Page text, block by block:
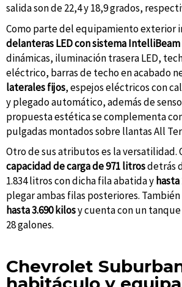
salida son de 22,4 y 18,9 grados,
Como parte del equipamiento exterior
delanteras LED con sistema IntelliBeam
dinámicas, iluminación trasera LED,
eléctrico, barras de techo en acabado
laterales fijos, espejos eléctricos con
y plegado automático, además de
propuesta estética se complementa
pulgadas montados sobre llantas All
Otro de sus atributos es la versatilidad.
capacidad de carga de 971 litrosdetrás
1.834 litros con dicha fila abatida yhasta
plegar ambas filas posteriores. También
hasta 3.690 kilosy cuenta con un
28 galones.
Chevrolet